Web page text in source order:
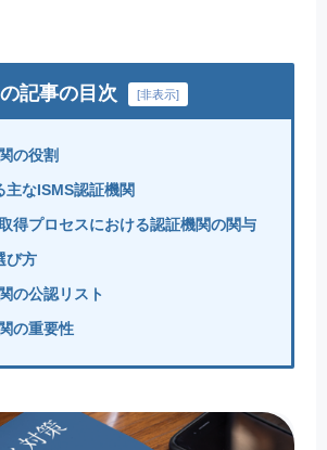
記事の目次 [非表示]
の役割
主なISMS認証機関
得プロセスにおける認証機関の関与
び方
の公認リスト
の重要性